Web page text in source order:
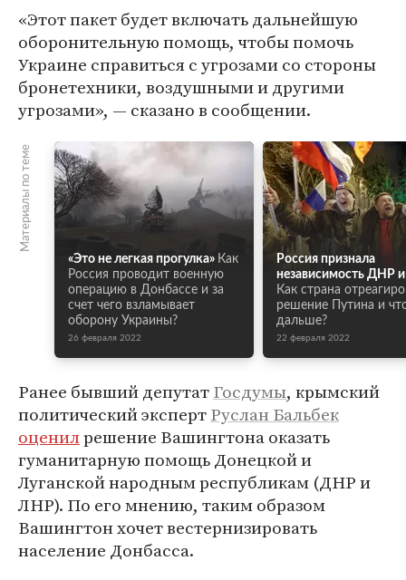
«Этот пакет будет включать дальнейшую
оборонительную помощь, чтобы помочь
Украине справиться с угрозами со стороны
бронетехники, воздушными и другими
угрозами», — сказано в сообщении.
Материалы по теме
«Это не легкая прогулка» Как
Россия проводит военную
операцию в Донбассе и за
счет чего взламывает
оборону Украины?
26 февраля 2022
Россия признала
независимость ДНР
Как страна
решение Путина и
дальше?
22 февраля 2022
Ранее бывший депутатГосдумы, крымский
политический экспертРуслан Бальбек
оценилрешение Вашингтона оказать
гуманитарную помощь Донецкой и
Луганской народным республикам (ДНР и
ЛНР). По его мнению, таким образом
Вашингтон хочет вестернизировать
население Донбасса.